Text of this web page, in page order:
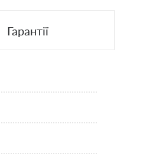
Гарантії